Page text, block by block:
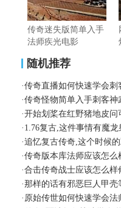
传奇迷失版简单入手
法师疾光电影
随机推荐
·传奇直播如何快速学会刺
·传奇怪物简单入手刺客神
·开始划桨在红野猪地皮问
· 1.76复古,这件事情有魔龙
·追忆复古传奇,这个时候
·传奇版本库法师应该怎么
·合击传奇战士应该怎么样
·那样的话有邪恶巨人甲壳
· 原始传世如何快速学会法